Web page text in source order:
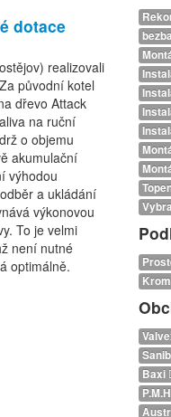
dotace
realizovali
původní kotel
dřevo Attack
na ruční
o objemu
akumulační
výhodou
a ukládání
výkonovou
To je velmi
není nutné
optimálně.
Baxi